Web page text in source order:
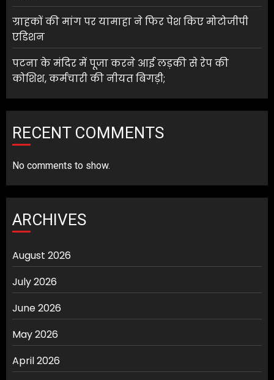
ग्राहकों की मांग पर यामाहा ने फिर पेश किए मोटोजीपी
एडिशन
पटना के मंदिर में पूजा करने आई लड़की से रेप की
कोशिश, कर्मचारी की नीयत बिगड़ी;
RECENT COMMENTS
No comments to show.
ARCHIVES
August 2026
July 2026
June 2026
May 2026
April 2026